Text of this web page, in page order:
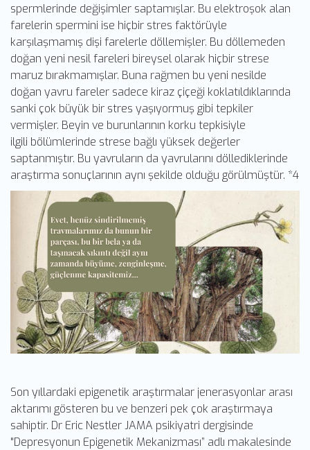
spermlerinde değişimler saptamışlar. Bu elektroşok alan
farelerin spermini ise hiçbir stres faktörüyle
karşılaşmamış dişi farelerle döllemişler. Bu döllemeden
doğan yeni nesil fareleri bireysel olarak hiçbir strese
maruz bırakmamışlar. Buna rağmen bu yeni nesilde
doğan yavru fareler sadece kiraz çiçeği koklatıldıklarında
sanki çok büyük bir stres yaşıyormuş gibi tepkiler
vermişler. Beyin ve burunlarının korku tepkisiyle
ilgili bölümlerinde strese bağlı yüksek değerler
saptanmıştır. Bu yavruların da yavrularını döllediklerinde
araştırma sonuçlarının aynı şekilde olduğu görülmüştür. *4
Son yıllardaki epigenetik araştırmalar jenerasyonlar arası
aktarımı gösteren bu ve benzeri pek çok araştırmaya
sahiptir. Dr Eric Nestler JAMA psikiyatri dergisinde
"Depresyonun Epigenetik Mekanizması” adlı makalesinde